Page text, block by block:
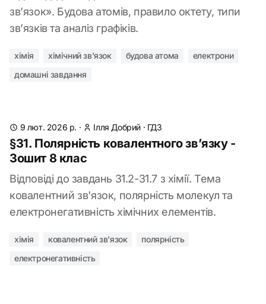
зв’язок». Будова атомів, правило октету, типи
зв’язків та аналіз графіків.
хімія хімічний зв'язок будова атома
електрони
домашні завдання
9 лют. 2026 р. · Ілля Добрий · ГДЗ
§31. Полярність ковалентного зв’язку -
Зошит 8 клас
Відповіді до завдань 31.2-31.7 з хімії. Тема
ковалентний зв'язок, полярність молекул та
електронегативність хімічних елементів.
хімія ковалентний зв'язок
полярність
електронегативність